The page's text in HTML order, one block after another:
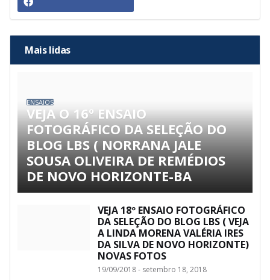
Mais lidas
ENSAIOS
VEJA O 16º ENSAIO
FOTOGRÁFICO DA SELEÇÃO DO
BLOG LBS ( NORRANA JALE
SOUSA OLIVEIRA DE REMÉDIOS
DE NOVO HORIZONTE-BA
VEJA 18º ENSAIO FOTOGRÁFICO
DA SELEÇÃO DO BLOG LBS ( VEJA
A LINDA MORENA VALÉRIA IRES
DA SILVA DE NOVO HORIZONTE)
NOVAS FOTOS
19/09/2018 - setembro 18, 2018